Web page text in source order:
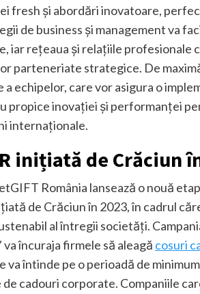
fresh și abordări inovatoare,
de business și management va
iar rețeaua și relațiile profesionale
parteneriate strategice. De
echipelor, care vor asigura o
propice inovației și performanței
internaționale.
inițiată de Crăciun
România lansează o nouă
de Crăciun în 2023, în cadrul
al întregii societăți.
încuraja firmele să aleagă cosuri
întinde pe o perioadă de
cadouri corporate. Companiile